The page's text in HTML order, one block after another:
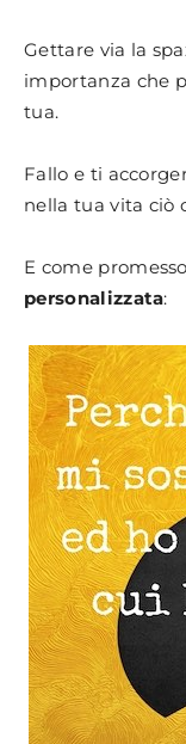
Gettare via la
importanza che
tua.
Fallo e ti
nella tua vita ciò
E come
personalizzata: